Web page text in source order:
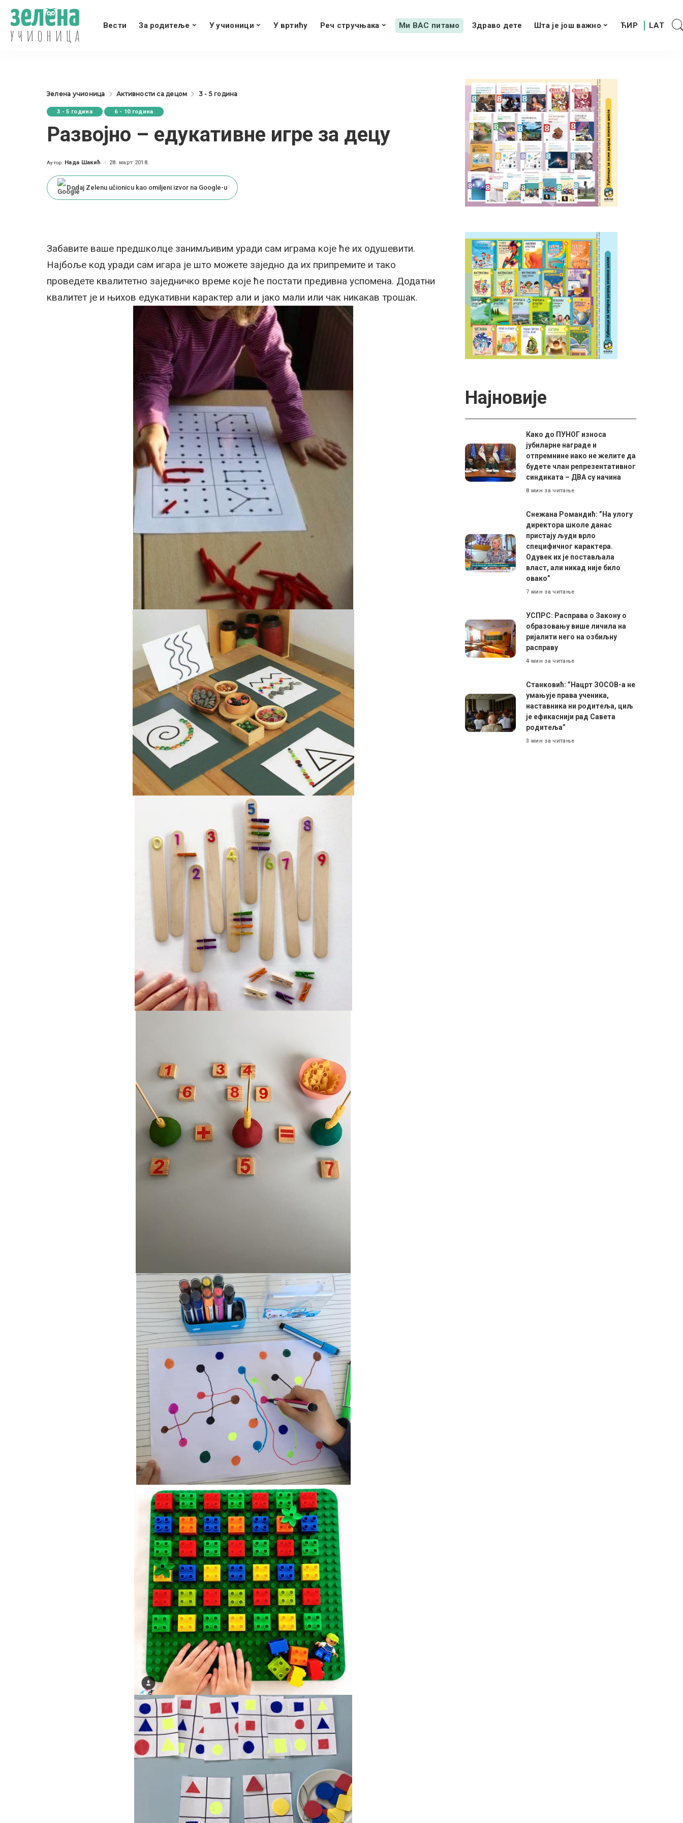
Вести За родитеље У учионици У вртићу Реч стручњака Ми ВАС питамо Здраво дете Шта је још важно
Зелена учионица Активности са децом 3 - 5 година
3 - 5 година 6 - 10 година
Развојно – едукативне игре за децу
Posted
Аутор: Нада Шакић 28. март 2018.
Dodaj Zelenu učionicu kao omiljeni izvor na Google-u
Забавите ваше предшколце занимљивим уради сам играма које ће их одушевити.
Најбоље код уради сам игара је што можете заједно да их припремите и тако
проведете квалитетно заједничко време које ће постати предивна успомена. Додатни
квалитет је и њихов едукативни карактер али и јако мали или чак никакав трошак.
Најновије
Како до ПУНОГ износа
јубиларне награде и
отпремнине иако не желите да
будете члан репрезентативног
синдиката – ДВА су начина
8 мин за читање
Снежана Романдић: ”На улогу
директора школе данас
пристају људи врло
специфичног карактера.
Одувек их је постављала
власт, али никад није било
овако”
7 мин за читање
УСПРС: Расправа о Закону о
образовању више личила на
ријалити него на озбиљну
расправу
4 мин за читање
Станковић: ”Нацрт ЗОСОВ-а не
умањује права ученика,
наставника ни родитеља, циљ
је ефикаснији рад Савета
родитеља”
3 мин за читање